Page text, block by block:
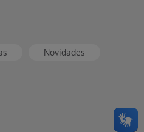
Novidades